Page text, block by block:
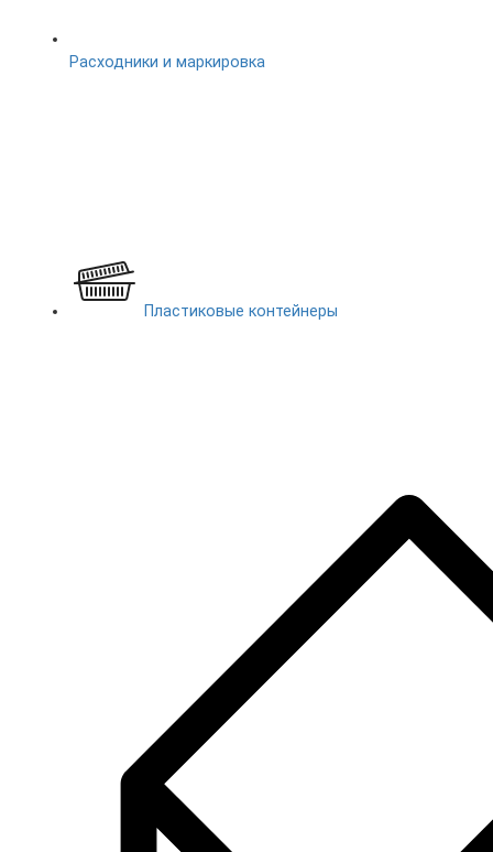
Расходники и маркировка
Пластиковые контейнеры